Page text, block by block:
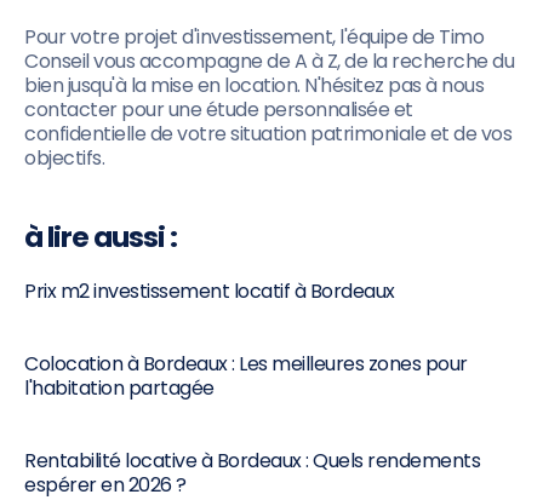
Pour votre projet d'investissement, l'équipe de Timo
Conseil vous accompagne de A à Z, de la recherche du
bien jusqu'à la mise en location. N'hésitez pas à nous
contacter pour une étude personnalisée et
confidentielle de votre situation patrimoniale et de vos
objectifs.
à lire aussi :
Prix m2 investissement locatif à Bordeaux
Colocation à Bordeaux : Les meilleures zones pour
l'habitation partagée
Rentabilité locative à Bordeaux : Quels rendements
espérer en 2026 ?